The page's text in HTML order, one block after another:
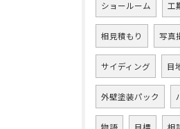
ショールーム 工
相見積もり 写真
サイディング 目
外壁塗装パック